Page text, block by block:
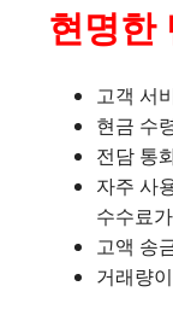
현명한
고객 서
현금 수
전담 통
자주 사
수수료
고액 송
거래량